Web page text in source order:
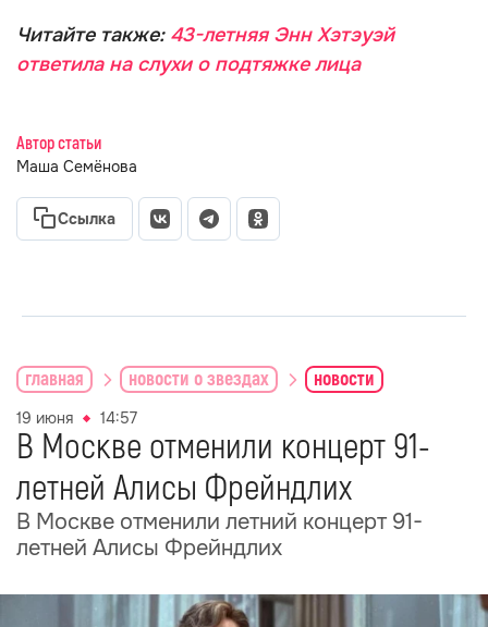
Читайте также: 43-летняя Энн Хэтэуэй
ответила на слухи о подтяжке лица
Автор статьи
Маша Семёнова
Ссылка
главная новости о звездах новости
19 июня 14:57
В Москве отменили концерт 91-
летней Алисы Фрейндлих
В Москве отменили летний концерт 91-
летней Алисы Фрейндлих